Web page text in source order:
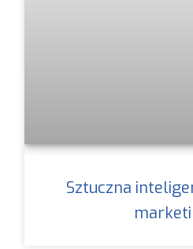
Sztuczna